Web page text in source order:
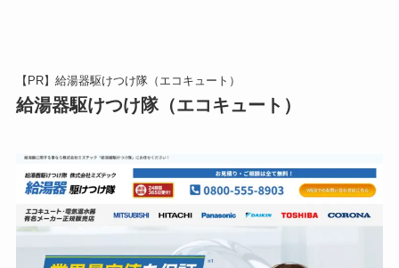
【PR】給湯器駆けつけ隊（エコキュート）
給湯器駆けつけ隊（エコキュート）